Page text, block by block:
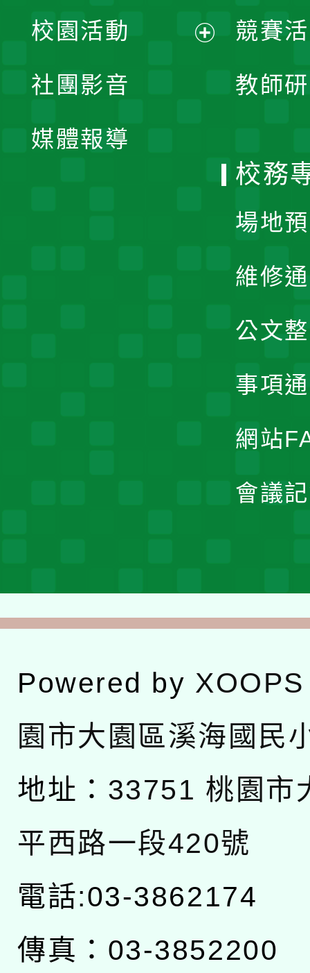
競賽
教師
開
校園活動
社團影音
媒體報導
校務
場地
維修
公文
事項
網站
會議
Powered by XOOPS
園市大園區溪海國民
地址： 33751 桃園市
平西路一段420號
電話:03-3862174
傳真：03-3852200